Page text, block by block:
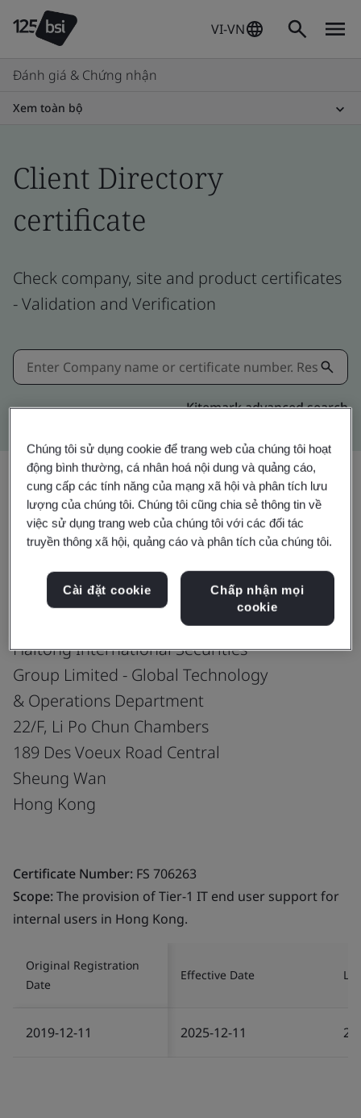
VI-VN
Đánh giá & Chứng nhận
Xem toàn bộ
Client Directory
certificate
Check company, site and product certificates
- Validation and Verification
Kitemark advanced search
Chia sẻ:
ISO 9001:2015
Haitong International Securities
Group Limited - Global Technology
& Operations Department
22/F, Li Po Chun Chambers
189 Des Voeux Road Central
Sheung Wan
Hong Kong
Certificate Number: FS 706263
Scope:The provision of Tier-1 IT end user support for
internal users in Hong Kong.
Original Registration
Date
Effective Date
2019-12-11 2025-12-11
Chúng tôi sử dụng cookie để trang web của chúng tôi hoạt
động bình thường, cá nhân hoá nội dung và quảng cáo,
cung cấp các tính năng của mạng xã hội và phân tích lưu
lượng của chúng tôi. Chúng tôi cũng chia sẻ thông tin về
việc sử dụng trang web của chúng tôi với các đối tác
truyền thông xã hội, quảng cáo và phân tích của chúng tôi.
Cài đặt cookie
Chấp nhận mọi
cookie